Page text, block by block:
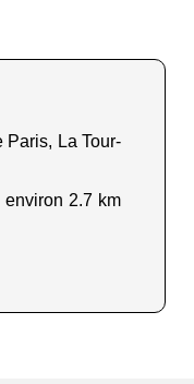
Paris, La Tour-
2.7 km